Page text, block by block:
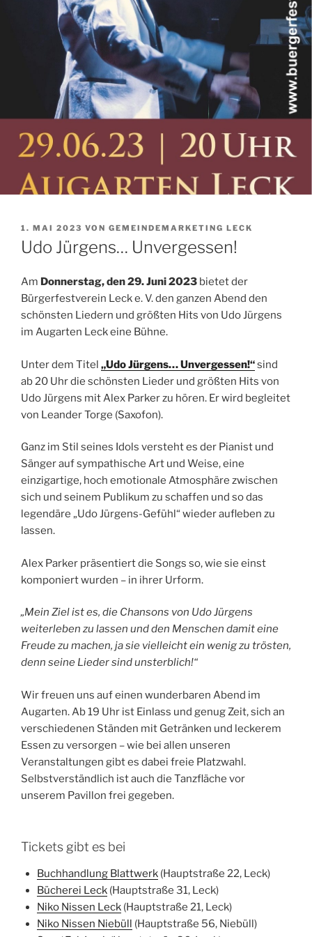
VERÖFFENTLICHT
AM
1. MAI 2023 VON GEMEINDEMARKETING LECK
Udo Jürgens… Unvergessen!
Am Donnerstag, den 29. Juni 2023 bietet der
Bürgerfestverein Leck e. V. den ganzen Abend den
schönsten Liedern und größten Hits von Udo Jürgens
im Augarten Leck eine Bühne.
Unter dem Titel „Udo Jürgens… Unvergessen!“sind
ab 20 Uhr die schönsten Lieder und größten Hits von
Udo Jürgens mit Alex Parker zu hören. Er wird begleitet
von Leander Torge (Saxofon).
Ganz im Stil seines Idols versteht es der Pianist und
Sänger auf sympathische Art und Weise, eine
einzigartige, hoch emotionale Atmosphäre zwischen
sich und seinem Publikum zu schaffen und so das
legendäre „Udo Jürgens-Gefühl“ wieder aufleben zu
lassen.
Alex Parker präsentiert die Songs so, wie sie einst
komponiert wurden – in ihrer Urform.
„Mein Ziel ist es, die Chansons von Udo Jürgens
weiterleben zu lassen und den Menschen damit eine
Freude zu machen, ja sie vielleicht ein wenig zu trösten,
denn seine Lieder sind unsterblich!“
Wir freuen uns auf einen wunderbaren Abend im
Augarten. Ab 19 Uhr ist Einlass und genug Zeit, sich an
verschiedenen Ständen mit Getränken und leckerem
Essen zu versorgen – wie bei allen unseren
Veranstaltungen gibt es dabei freie Platzwahl.
Selbstverständlich ist auch die Tanzfläche vor
unserem Pavillon frei gegeben.
Tickets gibt es bei
Buchhandlung Blattwerk(Hauptstraße 22, Leck)
Bücherei Leck(Hauptstraße 31, Leck)
Niko Nissen Leck(Hauptstraße 21, Leck)
Niko Nissen Niebüll (Hauptstraße 56, Niebüll)